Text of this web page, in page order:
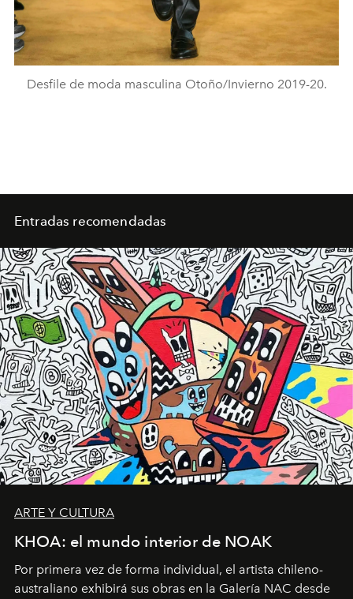
Desfile de moda masculina Otoño/Invierno 2019-20.
Entradas recomendadas
ARTE Y CULTURA
KHOA: el mundo interior de NOAK
Por primera vez de forma individual, el artista chileno-
australiano exhibirá sus obras en la Galería NAC desde